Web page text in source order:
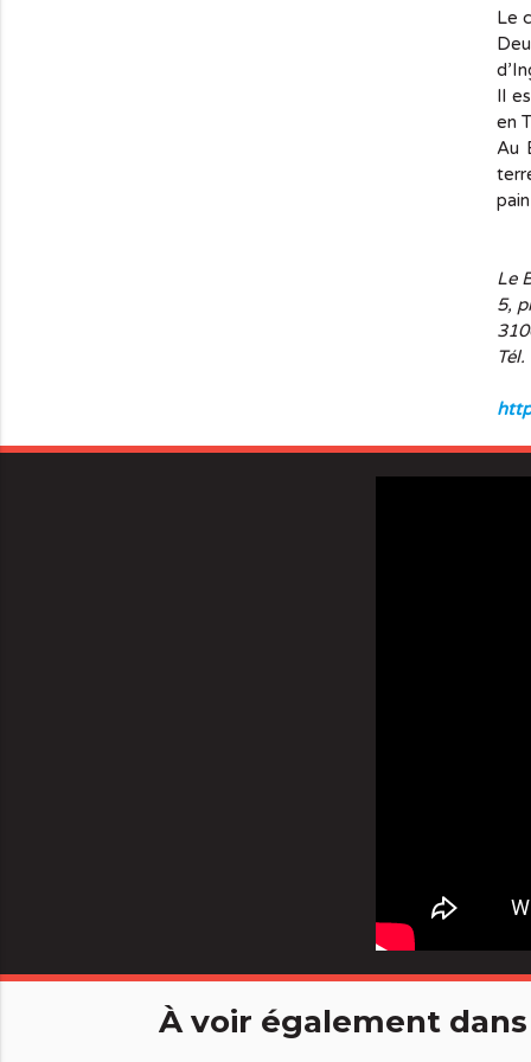
Le
Il
en
Au
Le
5,
À voir également